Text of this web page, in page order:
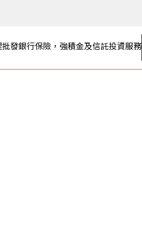
批發銀行保險，強積金及信託投資服務